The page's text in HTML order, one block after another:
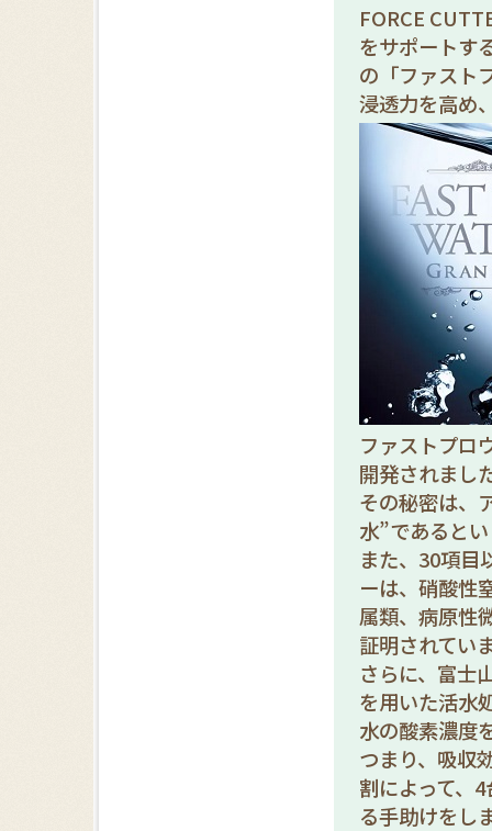
FORCE
をサポートす
の「ファスト
浸透力を高め
ファストプロ
開発されまし
その秘密は、
水”であると
また、30項目
ーは、硝酸性
属類、病原性
証明されてい
さらに、富士
を用いた活水
水の酸素濃度
つまり、吸収
割によって、
る手助けをし